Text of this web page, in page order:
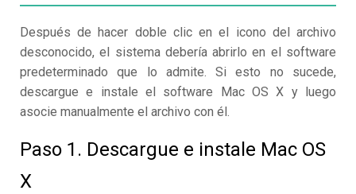
Después de hacer doble clic en el icono del archivo
desconocido, el sistema debería abrirlo en el software
predeterminado que lo admite. Si esto no sucede,
descargue e instale el software Mac OS X y luego
asocie manualmente el archivo con él.
Paso 1. Descargue e instale Mac OS
X